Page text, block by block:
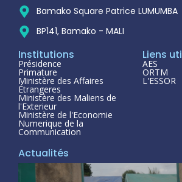
Bamako Square Patrice LUMUMBA
BP141, Bamako - MALI
Institutions
Présidence
Primature
Ministère des Affaires
Étrangeres
Ministère des Maliens de
l'Exterieur
Ministère de l'Economie
Numerique de la
Communication
Liens
AES
ORTM
L'ESSOR
Actualités